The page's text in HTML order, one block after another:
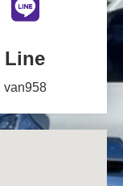
Line
van958